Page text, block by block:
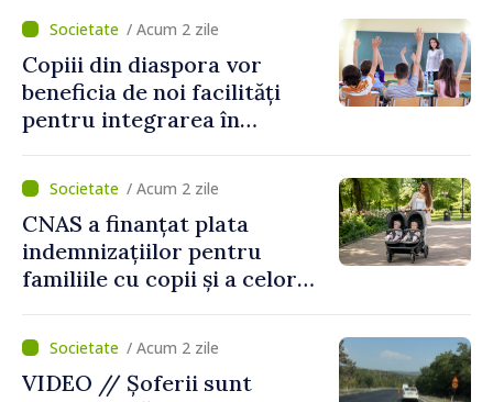
lui Vodă au fost instalate și
puse în funcțiune
/ Acum 2 zile
Copiii din diaspora vor
beneficia de noi facilități
pentru integrarea în
Republica Moldova
/ Acum 2 zile
CNAS a finanțat plata
indemnizațiilor pentru
familiile cu copii și a celor
temporară de muncă
/ Acum 2 zile
VIDEO // Șoferii sunt